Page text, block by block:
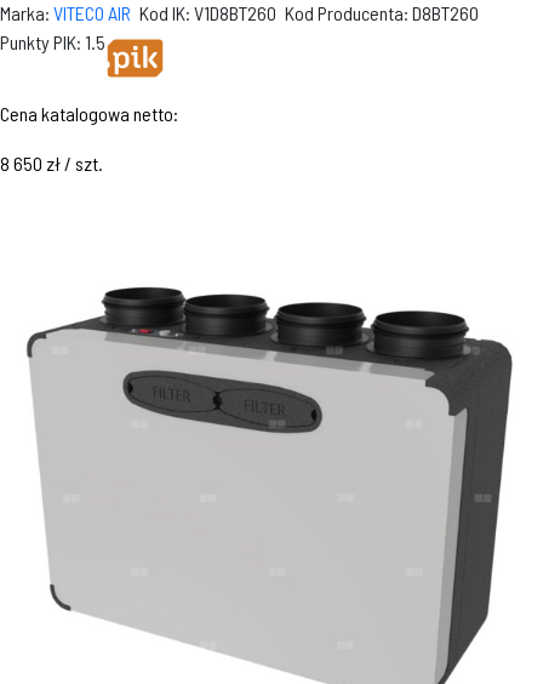
Marka: VITECO AIR Kod IK: V1D8BT260 Kod Producenta: D8BT260
Punkty PIK: 1.5
Cena katalogowa netto:
8 650 zł / szt.